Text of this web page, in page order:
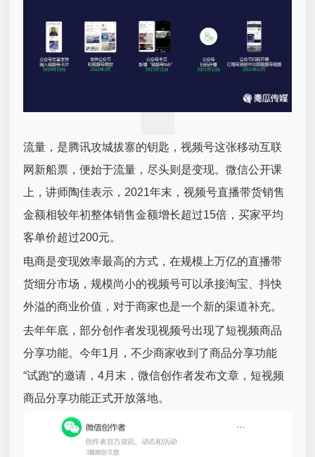
流量，是腾讯攻城拔寨的钥匙，视频号这张移动互联
网新船票，便始于流量，尽头则是变现。微信公开课
上，讲师陶佳表示，2021年末，视频号直播带货销售
金额相较年初整体销售金额增长超过15倍，买家平均
客单价超过200元。
电商是变现效率最高的方式，在规模上万亿的直播带
货细分市场，规模尚小的视频号可以承接淘宝、抖快
外溢的商业价值，对于商家也是一个新的渠道补充。
去年年底，部分创作者发现视频号出现了短视频商品
分享功能。今年1月，不少商家收到了商品分享功能
“试跑“的邀请，4月末，微信创作者发布文章，短视频
商品分享功能正式开放落地。